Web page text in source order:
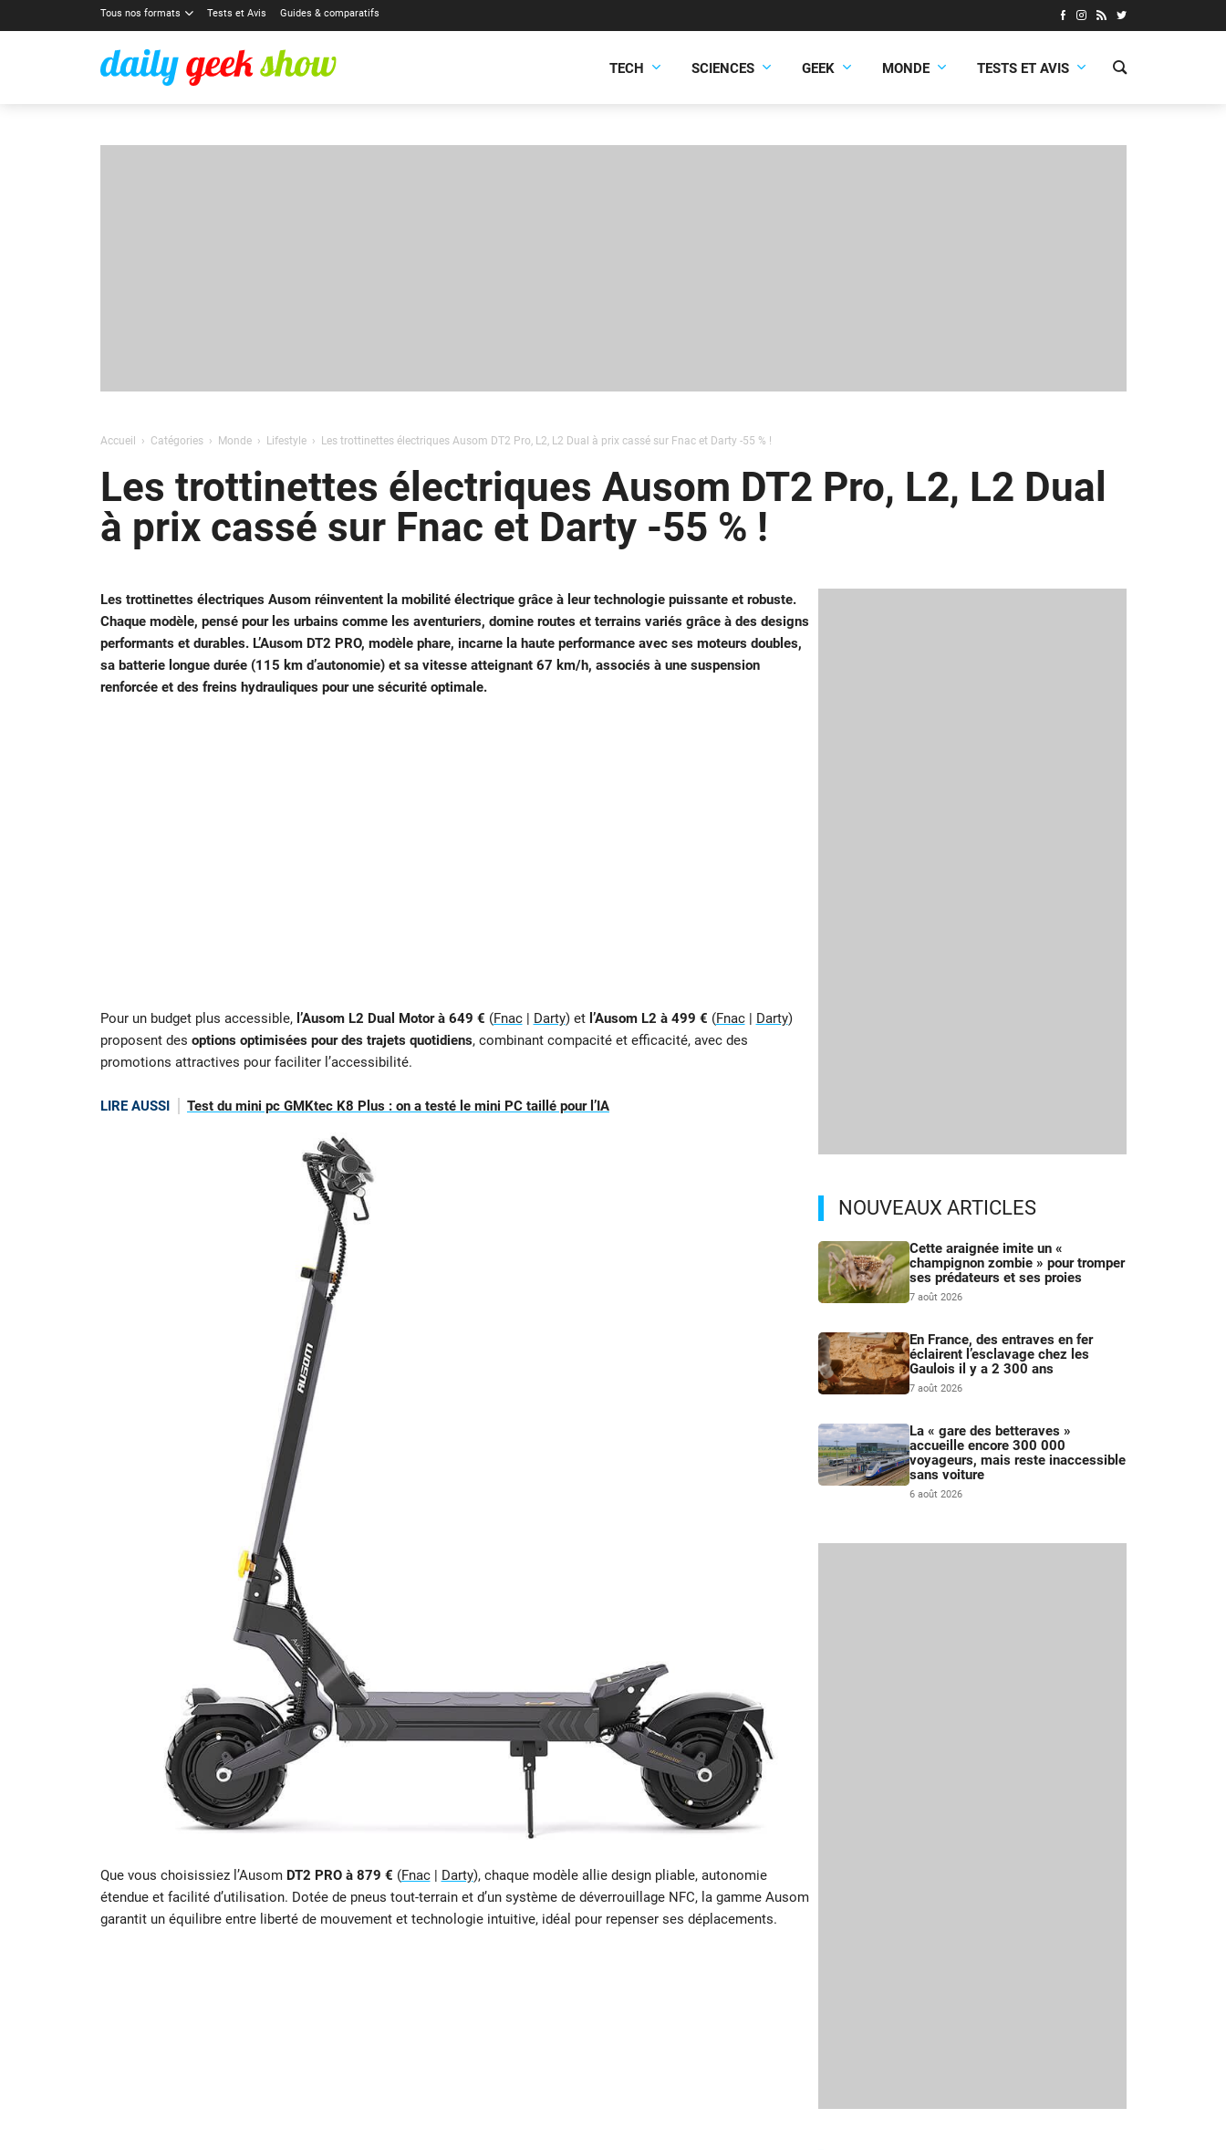
Tous nos formats Tests et Avis Guides & comparatifs
TECH SCIENCES GEEK MONDE TESTS ET AVIS
Accueil Catégories Monde Lifestyle Les trottinettes électriques Ausom DT2 Pro, L2, L2 Dual à prix cassé sur Fnac et Darty -55 % !
Les trottinettes électriques Ausom DT2 Pro, L2, L2 Dual
à prix cassé sur Fnac et Darty -55 % !
Les trottinettes électriques Ausom réinventent la mobilité électrique grâce à leur technologie puissante et robuste.
Chaque modèle, pensé pour les urbains comme les aventuriers, domine routes et terrains variés grâce à des designs
performants et durables. L’Ausom DT2 PRO, modèle phare, incarne la haute performance avec ses moteurs doubles,
sa batterie longue durée (115 km d’autonomie) et sa vitesse atteignant 67 km/h, associés à une suspension
renforcée et des freins hydrauliques pour une sécurité optimale.
Pour un budget plus accessible, l’Ausom L2 Dual Motor à 649 € (Fnac| Darty) etl’Ausom L2 à 499 € (Fnac| Darty)
proposent des options optimisées pour des trajets quotidiens, combinant compacité et efficacité, avec des
promotions attractives pour faciliter l’accessibilité.
LIRE AUSSI Test du mini pc GMKtec K8 Plus : on a testé le mini PC taillé pour l’IA
Que vous choisissiez l’Ausom DT2 PRO à 879 € (Fnac| Darty), chaque modèle allie design pliable, autonomie
étendue et facilité d’utilisation. Dotée de pneus tout-terrain et d’un système de déverrouillage NFC, la gamme Ausom
garantit un équilibre entre liberté de mouvement et technologie intuitive, idéal pour repenser ses déplacements.
NOUVEAUX ARTICLES
Cette araignée imite un «
champignon zombie » pour tromper
ses prédateurs et ses proies
7 août 2026
En France, des entraves en fer
éclairent l’esclavage chez les
Gaulois il y a 2 300 ans
7 août 2026
La « gare des betteraves »
accueille encore 300 000
voyageurs, mais reste inaccessible
sans voiture
6 août 2026